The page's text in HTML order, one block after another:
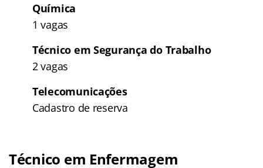
Química
1 vagas
Técnico em Segurança do Trabalho
2 vagas
Telecomunicações
Cadastro de reserva
Técnico em Enfermagem